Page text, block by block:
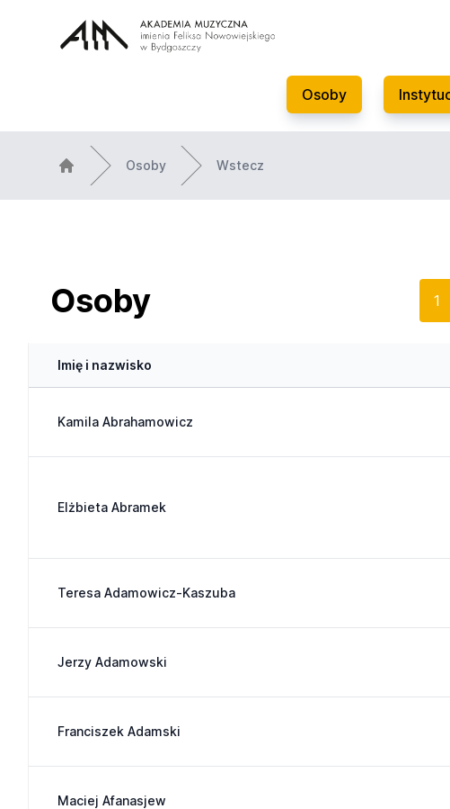
Osoby
Osoby Wstecz
Osoby 1
Imię i nazwisko
Kamila Abrahamowicz
Elżbieta Abramek
Teresa Adamowicz-Kaszuba
Jerzy Adamowski
Franciszek Adamski
Maciej Afanasjew